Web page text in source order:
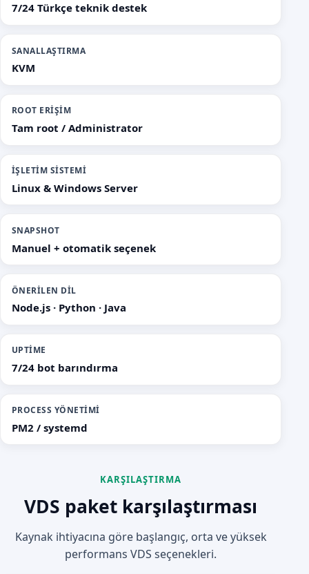
7/24 Türkçe teknik destek
SANALLAŞTIRMA
KVM
ROOT ERIŞIM
Tam root / Administrator
İŞLETIM SISTEMI
Linux & Windows Server
SNAPSHOT
Manuel + otomatik seçenek
ÖNERILEN DIL
Node.js · Python · Java
UPTIME
7/24 bot barındırma
PROCESS YÖNETIMI
PM2 / systemd
KARŞILAŞTIRMA
VDS paket karşılaştırması
Kaynak ihtiyacına göre başlangıç, orta ve yüksek
performans VDS seçenekleri.